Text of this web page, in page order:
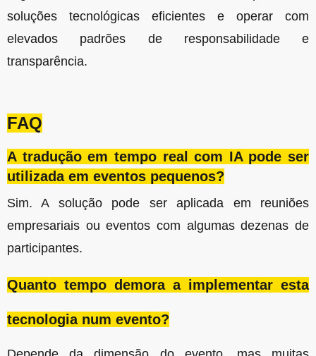
soluções tecnológicas eficientes e operar com
elevados padrões de responsabilidade e
transparência.
FAQ
A tradução em tempo real com IA pode ser
utilizada em eventos pequenos?
Sim. A solução pode ser aplicada em reuniões
empresariais ou eventos com algumas dezenas de
participantes.
Quanto tempo demora a implementar esta
tecnologia num evento?